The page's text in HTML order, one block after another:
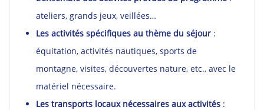
ateliers, grands jeux, veillées…
Les activités spécifiques au thème du séjour :
équitation, activités nautiques, sports de
montagne, visites, découvertes nature, etc., avec le
matériel nécessaire.
Les transports locaux nécessaires aux activités :